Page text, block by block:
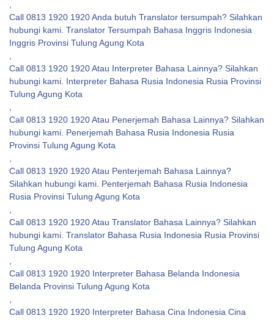
Call 0813 1920 1920 Anda butuh Translator tersumpah? Silahkan
hubungi kami. Translator Tersumpah Bahasa Inggris Indonesia
Inggris Provinsi Tulung Agung Kota
Call 0813 1920 1920 Atau Interpreter Bahasa Lainnya? Silahkan
hubungi kami. Interpreter Bahasa Rusia Indonesia Rusia Provinsi
Tulung Agung Kota
Call 0813 1920 1920 Atau Penerjemah Bahasa Lainnya? Silahkan
hubungi kami. Penerjemah Bahasa Rusia Indonesia Rusia
Provinsi Tulung Agung Kota
Call 0813 1920 1920 Atau Penterjemah Bahasa Lainnya?
Silahkan hubungi kami. Penterjemah Bahasa Rusia Indonesia
Rusia Provinsi Tulung Agung Kota
Call 0813 1920 1920 Atau Translator Bahasa Lainnya? Silahkan
hubungi kami. Translator Bahasa Rusia Indonesia Rusia Provinsi
Tulung Agung Kota
Call 0813 1920 1920 Interpreter Bahasa Belanda Indonesia
Belanda Provinsi Tulung Agung Kota
Call 0813 1920 1920 Interpreter Bahasa Cina Indonesia Cina